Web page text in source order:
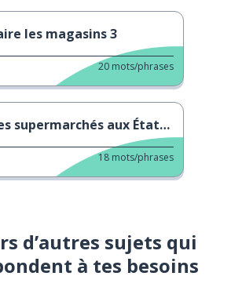
les magasins 3
20 mots/phrases
supermarchés aux États-Unis VS en Allemagne
18 mots/phrases
d’autres sujets qui
à tes besoins